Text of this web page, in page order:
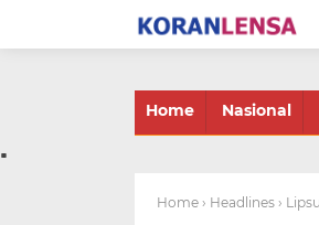
Home Nasional
.
Home › Headlines ›